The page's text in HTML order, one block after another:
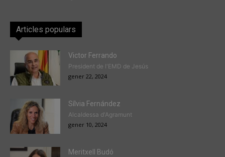
Articles populars
Victor Ferrando
President de l'EMD de Jesús
gener 22, 2024
Sílvia Fernández
Alcaldessa d'Agramunt
gener 10, 2024
Meritxell Budó